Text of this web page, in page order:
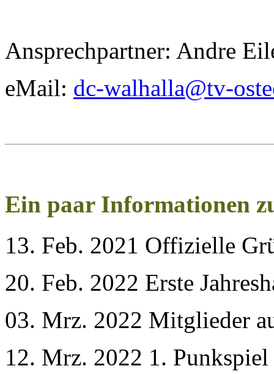
Ansprechpartner: Andre
eMail: dc-walhalla@tv-
Ein paar Informationen
13. Feb. 2021 Offizielle
20. Feb. 2022 Erste
03. Mrz. 2022 Mitglieder
12. Mrz. 2022 1.